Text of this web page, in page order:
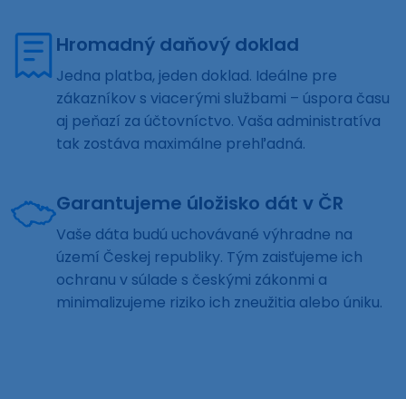
Hromadný daňový doklad
Jedna platba, jeden doklad. Ideálne pre
zákazníkov s viacerými službami – úspora času
aj peňazí za účtovníctvo. Vaša administratíva
tak zostáva maximálne prehľadná.
Garantujeme úložisko dát v ČR
Vaše dáta budú uchovávané výhradne na
území Českej republiky. Tým zaisťujeme ich
ochranu v súlade s českými zákonmi a
minimalizujeme riziko ich zneužitia alebo úniku.